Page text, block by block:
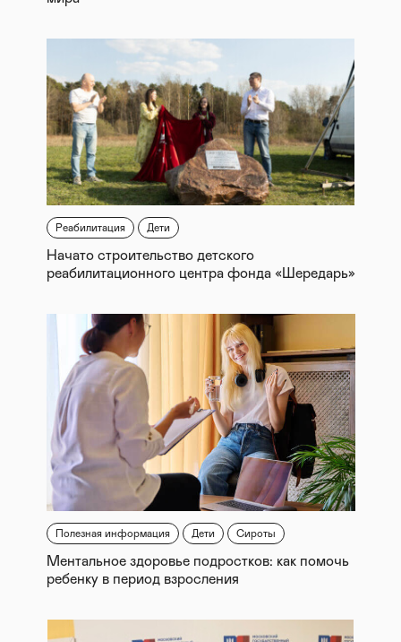
Реабилитация Дети
Начато строительство детского
реабилитационного центра фонда «Шередарь»
Полезная информация Дети Сироты
Ментальное здоровье подростков: как помочь
ребенку в период взросления